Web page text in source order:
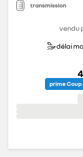
transmission
vendu
délai
prime Coup